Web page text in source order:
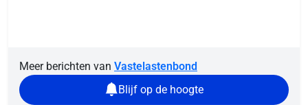
Meer berichten van Vastelastenbond
Blijf op de hoogte